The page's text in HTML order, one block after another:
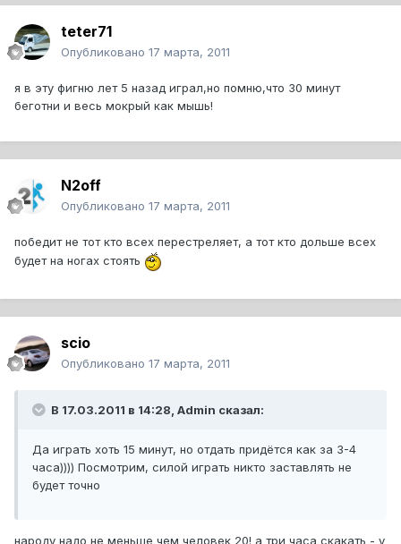
teter71
Опубликовано 17 марта, 2011
я в эту фигню лет 5 назад играл,но помню,что 30 минут
беготни и весь мокрый как мышь!
N2off
Опубликовано 17 марта, 2011
победит не тот кто всех перестреляет, а тот кто дольше всех
будет на ногах стоять
scio
Опубликовано 17 марта, 2011
В 17.03.2011 в 14:28, Admin сказал:
Да играть хоть 15 минут, но отдать придётся как за 3-4
часа)))) Посмотрим, силой играть никто заставлять не
будет точно
народу надо не меньше чем человек 20! а три часа скакать - у